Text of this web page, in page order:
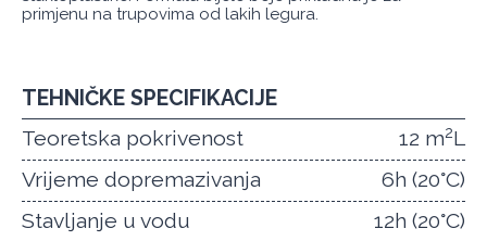
primjenu na trupovima od lakih legura.
TEHNIČKE SPECIFIKACIJE
Teoretska pokrivenost
12 m2L
Vrijeme dopremazivanja
6h (20°C)
Stavljanje u vodu
12h (20°C)